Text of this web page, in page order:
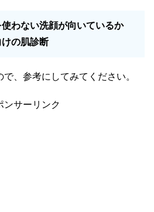
わない洗顔が向いているか
けの肌診断
、参考にしてみてください。
ンサーリンク